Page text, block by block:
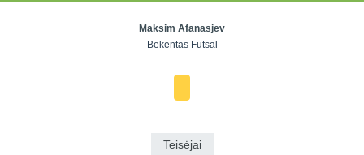
Maksim Afanasjev
Bekentas Futsal
Teisėjai